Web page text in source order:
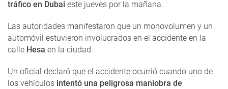
tráfico en Dubai este jueves por la mañana.
Las autoridades manifestaron que un monovolumen y un
automóvil estuvieron involucrados en el accidente en la
calle Hesa en la ciudad.
Un oficial declaró que el accidente ocurrió cuando uno de
los vehículos intentó una peligrosa maniobra de